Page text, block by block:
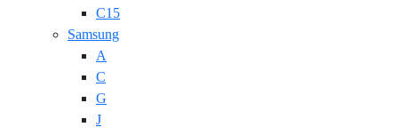
C15
Samsung
A
C
G
J